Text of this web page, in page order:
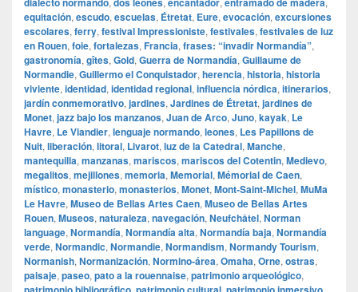
equitación, escudo, escuelas, Étretat, Eure, evocación, excursiones
escolares, ferry, festival Impressioniste, festivales, festivales de luz
en Rouen, foie, fortalezas, Francia, frases: “invadir Normandía”,
gastronomía, gîtes, Gold, Guerra de Normandía, Guillaume de
Normandie, Guillermo el Conquistador, herencia, historia, historia
viviente, identidad, identidad regional, influencia nórdica, itinerarios,
jardín conmemorativo, jardines, Jardines de Étretat, jardines de
Monet, jazz bajo los manzanos, Juan de Arco, Juno, kayak, Le
Havre, Le Viandier, lenguaje normando, leones, Les Papillons de
Nuit, liberación, litoral, Livarot, luz de la Catedral, Manche,
mantequilla, manzanas, mariscos, mariscos del Cotentin, Medievo,
megalitos, mejillones, memoria, Memorial, Mémorial de Caen,
místico, monasterio, monasterios, Monet, Mont‑Saint‑Michel, MuMa
Le Havre, Museo de Bellas Artes Caen, Museo de Bellas Artes
Rouen, Museos, naturaleza, navegación, Neufchâtel, Norman
language, Normandía, Normandía alta, Normandía baja, Normandía
verde, Normandic, Normandie, Normandism, Normandy Tourism,
Normanish, Normanización, Normino‑área, Omaha, Orne, ostras,
paisaje, paseo, pato a la rouennaise, patrimonio arqueológico,